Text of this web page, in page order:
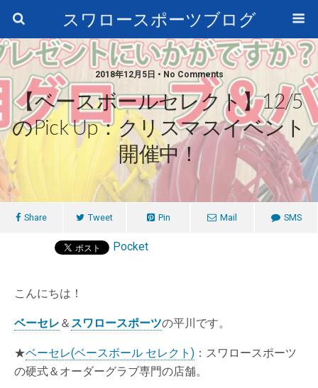
スワロースポーツブログ
2018年12月5日 • No Comments
【ベースボールセレクト】12/5
のPick Up：クリスマスイベント
開催中！
Share Tweet Pin Mail SMS
Pocket
こんにちは！
ベーセレ ＆ スワロースポーツの平川です。
★ベーセレ(ベースボール セレクト) ：スワロースポーツ
の硬式＆オーダーグラブ専門の店舗。